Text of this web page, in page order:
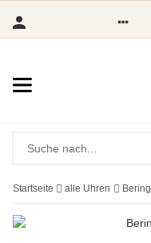
Startseite alle Uhren Bering